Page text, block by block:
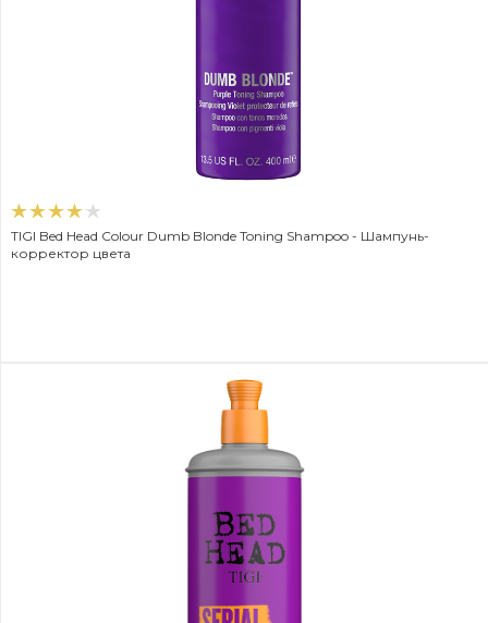
TIGI Bed Head Colour Dumb Blonde Toning Shampoo - Шампунь-
корректор цвета